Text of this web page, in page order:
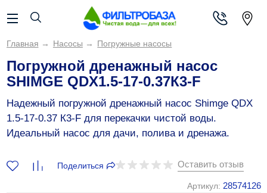
Главная → Насосы → Погружные насосы
Погружной дренажный насос
SHIMGE QDX1.5-17-0.37К3-F
Надежный погружной дренажный насос Shimge QDX
1.5-17-0.37 К3-F для перекачки чистой воды.
Идеальный насос для дачи, полива и дренажа.
Оставить отзыв
Артикул: 28574126
Поделиться